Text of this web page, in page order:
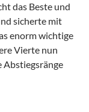
das Beste und
sicherte mit
enorm wichtige
Vierte nun
Abstiegsränge